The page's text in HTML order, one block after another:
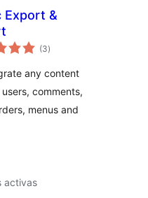
Export &
(3total
de
)
any content
comments,
menus and
activas